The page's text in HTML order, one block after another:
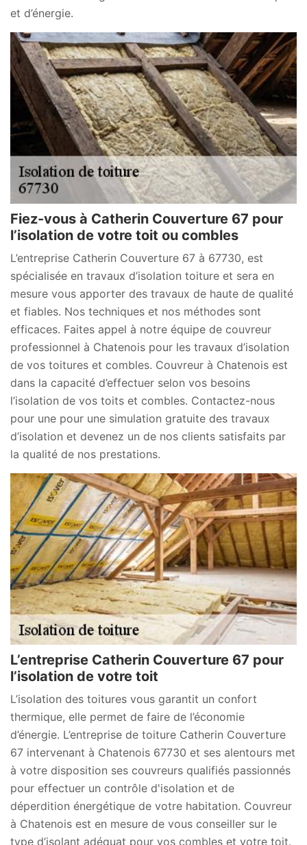
et d’énergie.
Fiez-vous à Catherin Couverture 67 pour
l’isolation de votre toit ou combles
L’entreprise Catherin Couverture 67 à 67730, est
spécialisée en travaux d’isolation toiture et sera en
mesure vous apporter des travaux de haute de qualité
et fiables. Nos techniques et nos méthodes sont
efficaces. Faites appel à notre équipe de couvreur
professionnel à Chatenois pour les travaux d’isolation
de vos toitures et combles. Couvreur à Chatenois est
dans la capacité d’effectuer selon vos besoins
l’isolation de vos toits et combles. Contactez-nous
pour une pour une simulation gratuite des travaux
d’isolation et devenez un de nos clients satisfaits par
la qualité de nos prestations.
L’entreprise Catherin Couverture 67 pour
l’isolation de votre toit
L’isolation des toitures vous garantit un confort
thermique, elle permet de faire de l’économie
d’énergie. L’entreprise de toiture Catherin Couverture
67 intervenant à Chatenois 67730 et ses alentours met
à votre disposition ses couvreurs qualifiés passionnés
pour effectuer un contrôle d'isolation et de
déperdition énergétique de votre habitation. Couvreur
à Chatenois est en mesure de vous conseiller sur le
type d’isolant adéquat pour vos combles et votre toit.